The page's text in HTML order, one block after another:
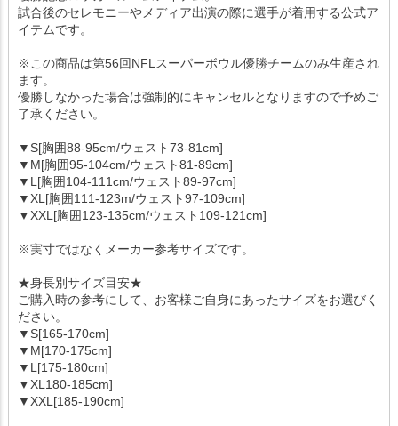
試合後のセレモニーやメディア出演の際に選手が着用する公式ア
イテムです。
※この商品は第56回NFLスーパーボウル優勝チームのみ生産され
ます。
優勝しなかった場合は強制的にキャンセルとなりますので予めご
了承ください。
▼S[胸囲88-95cm/ウェスト73-81cm]
▼M[胸囲95-104cm/ウェスト81-89cm]
▼L[胸囲104-111cm/ウェスト89-97cm]
▼XL[胸囲111-123m/ウェスト97-109cm]
▼XXL[胸囲123-135cm/ウェスト109-121cm]
※実寸ではなくメーカー参考サイズです。
★身長別サイズ目安★
ご購入時の参考にして、お客様ご自身にあったサイズをお選びく
ださい。
▼S[165-170cm]
▼M[170-175cm]
▼L[175-180cm]
▼XL180-185cm]
▼XXL[185-190cm]